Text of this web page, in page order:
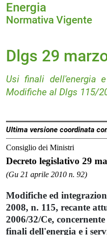
Energia
Normativa Vigente
Dlgs 29
Usi finali dell'energia
Modifiche al Dlgs 115/
Ultima versione coordinata
Consiglio dei Ministri
Decreto legislativo 29
(Gu 21 aprile 2010 n. 92)
Modifiche ed
2008, n. 115, recante
2006/32/Ce,
finali dell'energia e i